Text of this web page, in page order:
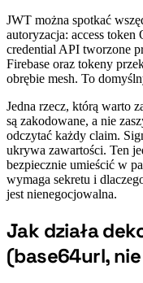
JWT można spotkać
autoryzacja: access
credential API tworzone
Firebase oraz tokeny
obrębie mesh. To
Jedna rzecz, którą warto
są zakodowane, a nie
odczytać każdy claim.
ukrywa zawartości. Ten
bezpiecznie umieścić w
wymaga sekretu i
jest nienegocjowalna.
#
Jak działa
(base64url,